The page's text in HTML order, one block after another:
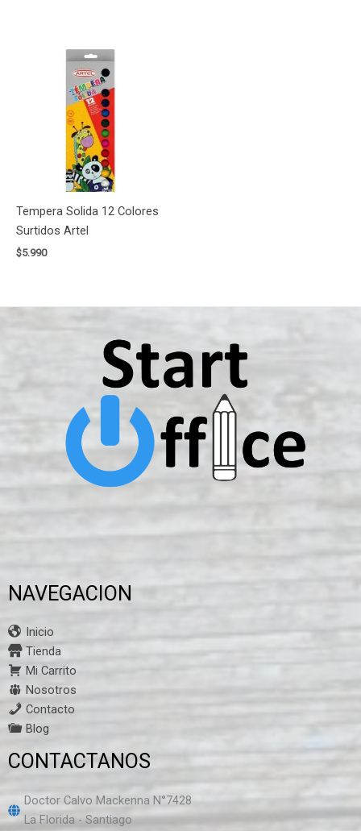
Tempera Solida 12 Colores
Surtidos Artel
$5.990
NAVEGACION
Inicio
Tienda
Mi Carrito
Nosotros
Contacto
Blog
CONTACTANOS
Doctor Calvo Mackenna N°7428
La Florida - Santiago